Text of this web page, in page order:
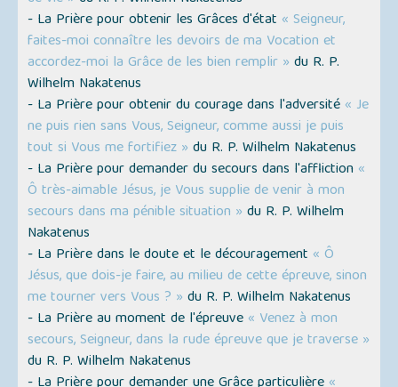
- La Prière pour obtenir les Grâces d'état « Seigneur,
faites-moi connaître les devoirs de ma Vocation et
accordez-moi la Grâce de les bien remplir » du R. P.
Wilhelm Nakatenus
- La Prière pour obtenir du courage dans l'adversité « Je
ne puis rien sans Vous, Seigneur, comme aussi je puis
tout si Vous me fortifiez » du R. P. Wilhelm Nakatenus
- La Prière pour demander du secours dans l'affliction «
Ô très-aimable Jésus, je Vous supplie de venir à mon
secours dans ma pénible situation » du R. P. Wilhelm
Nakatenus
- La Prière dans le doute et le découragement « Ô
Jésus, que dois-je faire, au milieu de cette épreuve, sinon
me tourner vers Vous ? » du R. P. Wilhelm Nakatenus
- La Prière au moment de l'épreuve « Venez à mon
secours, Seigneur, dans la rude épreuve que je traverse »
du R. P. Wilhelm Nakatenus